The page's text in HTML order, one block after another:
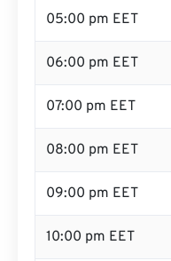
05:00 pm EET
06:00 pm EET
07:00 pm EET
08:00 pm EET
09:00 pm EET
10:00 pm EET